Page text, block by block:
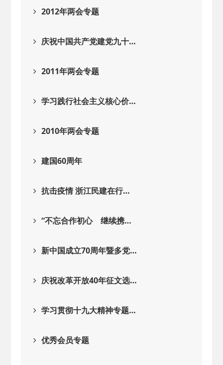
2012年两会专题
庆祝中国共产党建党九十…
2011年两会专题
学习践行社会主义核心价…
2010年两会专题
建国60周年
抗击疫情 浙江民建在行…
“不忘合作初心 继续携…
新中国成立70周年暨多党…
庆祝改革开放40年征文选…
学习贯彻十九大精神专题…
优秀会员专题